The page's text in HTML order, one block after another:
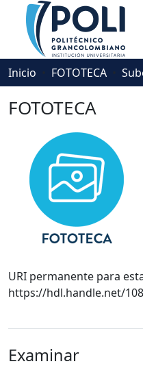
Comunidades
Descubre
Inicio FOTOTECA
FOTOTECA
URI permanente para
https://hdl.handle.net/
Examinar